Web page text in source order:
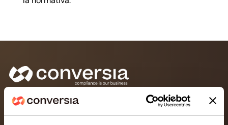
Consultoría líder en protección de datos y
compliance para empresas, pymes y autónomos.